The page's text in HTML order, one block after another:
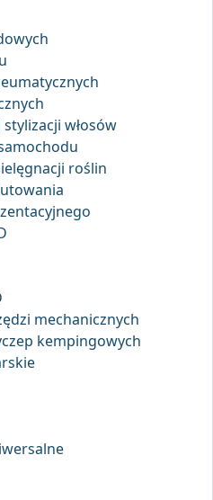
włosów
roślin
mechanicznych
kempingowych